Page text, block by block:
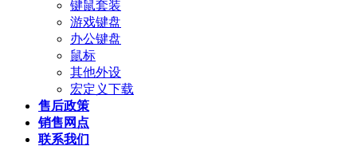
键鼠套装
游戏键盘
办公键盘
鼠标
其他外设
宏定义下载
售后政策
销售网点
联系我们